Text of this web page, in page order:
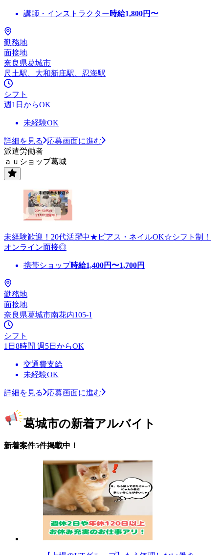
講師・インストラクター時給1,800円〜
勤務地
面接地
奈良県葛城市
尺土駅、大和新庄駅、忍海駅
シフト
週1日からOK
未経験OK
詳細を見る
応募画面に進む
派遣労働者
ａｕショップ葛城
未経験歓迎！20代活躍中★ピアス・ネイルOK☆シフト制！
オンライン面接◎
携帯ショップ時給1,400円〜1,700円
勤務地
面接地
奈良県葛城市南花内105-1
シフト
1日8時間 週5日からOK
交通費支給
未経験OK
詳細を見る 応募画面に進む
葛城市の新着アルバイト
新着案件5件掲載中！